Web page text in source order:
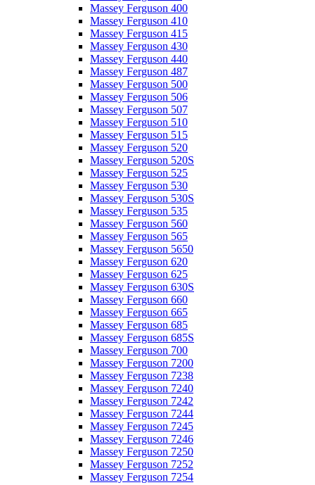
Massey Ferguson 400
Massey Ferguson 410
Massey Ferguson 415
Massey Ferguson 430
Massey Ferguson 440
Massey Ferguson 487
Massey Ferguson 500
Massey Ferguson 506
Massey Ferguson 507
Massey Ferguson 510
Massey Ferguson 515
Massey Ferguson 520
Massey Ferguson 520S
Massey Ferguson 525
Massey Ferguson 530
Massey Ferguson 530S
Massey Ferguson 535
Massey Ferguson 560
Massey Ferguson 565
Massey Ferguson 5650
Massey Ferguson 620
Massey Ferguson 625
Massey Ferguson 630S
Massey Ferguson 660
Massey Ferguson 665
Massey Ferguson 685
Massey Ferguson 685S
Massey Ferguson 700
Massey Ferguson 7200
Massey Ferguson 7238
Massey Ferguson 7240
Massey Ferguson 7242
Massey Ferguson 7244
Massey Ferguson 7245
Massey Ferguson 7246
Massey Ferguson 7250
Massey Ferguson 7252
Massey Ferguson 7254